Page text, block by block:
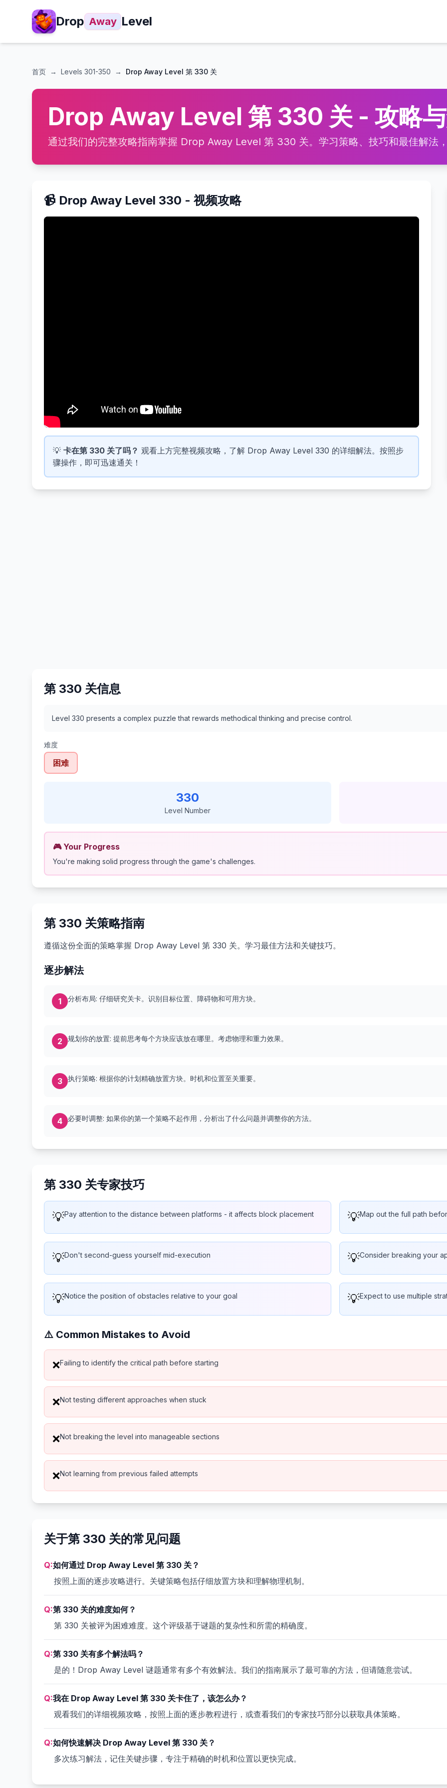
Drop Away Level
首页 → Levels 301-350 → Drop Away Level 第 330 关
Drop Away Level 第 330 关 - 攻略
通过我们的完整攻略指南掌握 Drop Away Level 第 330 关。学习策略、技巧和最佳解法
📹 Drop Away Level 330 - 视频攻略
💡 卡在第 330 关了吗？ 观看上方完整视频攻略，了解 Drop Away Level 330 的详细解法。按照步
骤操作，即可迅速通关！
第 330 关信息
Level 330 presents a complex puzzle that rewards methodical thinking and precise control.
难度
困难
330
Level Number
🎮 Your Progress
You're making solid progress through the game's challenges.
第 330 关策略指南
遵循这份全面的策略掌握 Drop Away Level 第 330 关。学习最佳方法和关键技巧。
逐步解法
1 分析布局: 仔细研究关卡。识别目标位置、障碍物和可用方块。
2 规划你的放置: 提前思考每个方块应该放在哪里。考虑物理和重力效果。
3 执行策略: 根据你的计划精确放置方块。时机和位置至关重要。
4 必要时调整: 如果你的第一个策略不起作用，分析出了什么问题并调整你的方法。
第 330 关专家技巧
💡Pay attention to the distance between platforms - it affects block placement 💡Map out the full path
💡Don't second-guess yourself mid-execution 💡Consider breaking your
💡Notice the position of obstacles relative to your goal 💡Expect to use multiple
⚠️ Common Mistakes to Avoid
❌Failing to identify the critical path before starting
❌Not testing different approaches when stuck
❌Not breaking the level into manageable sections
❌Not learning from previous failed attempts
关于第 330 关的常见问题
Q:如何通过 Drop Away Level 第 330 关？
按照上面的逐步攻略进行。关键策略包括仔细放置方块和理解物理机制。
Q:第 330 关的难度如何？
第 330 关被评为困难难度。这个评级基于谜题的复杂性和所需的精确度。
Q:第 330 关有多个解法吗？
是的！Drop Away Level 谜题通常有多个有效解法。我们的指南展示了最可靠的方法，但请随意尝试。
Q:我在 Drop Away Level 第 330 关卡住了，该怎么办？
观看我们的详细视频攻略，按照上面的逐步教程进行，或查看我们的专家技巧部分以获取具体策略。
Q:如何快速解决 Drop Away Level 第 330 关？
多次练习解法，记住关键步骤，专注于精确的时机和位置以更快完成。